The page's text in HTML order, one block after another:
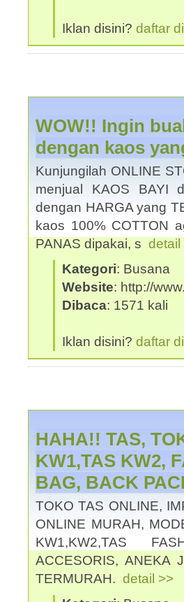
Iklan disini? daftar
WOW!! Ingin
dengan kaos
Kunjungilah ONLINE
menjual KAOS BAYI
dengan HARGA yang
kaos 100% COTTON
PANAS dipakai, s detail
Kategori: Busana
Website: http://
Dibaca: 1571 kali
Iklan disini? daftar
HAHA!! TAS,
KW1,TAS KW2,
BAG, BACK
TOKO TAS ONLINE,
ONLINE MURAH,
KW1,KW2,TAS
ACCESORIS, ANEKA
TERMURAH. detail >>